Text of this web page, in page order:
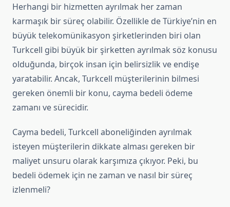
Herhangi bir hizmetten ayrılmak her zaman
karmaşık bir süreç olabilir. Özellikle de Türkiye’nin en
büyük telekomünikasyon şirketlerinden biri olan
Turkcell gibi büyük bir şirketten ayrılmak söz konusu
olduğunda, birçok insan için belirsizlik ve endişe
yaratabilir. Ancak, Turkcell müşterilerinin bilmesi
gereken önemli bir konu, cayma bedeli ödeme
zamanı ve sürecidir.
Cayma bedeli, Turkcell aboneliğinden ayrılmak
isteyen müşterilerin dikkate alması gereken bir
maliyet unsuru olarak karşımıza çıkıyor. Peki, bu
bedeli ödemek için ne zaman ve nasıl bir süreç
izlenmeli?